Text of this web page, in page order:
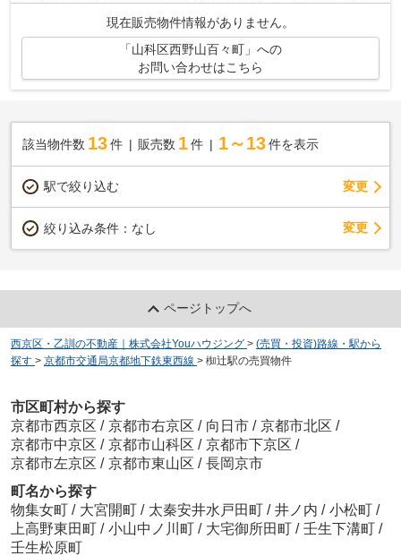
古物件はいかがでしょうか◎京都市山科区...
現在販売物件情報がありません。
「山科区西野山百々町」への
お問い合わせはこちら
該当物件数 13件 販売数 1 件 1～13 件を表示
駅で絞り込む 変更
絞り込み条件： なし 変更
ページトップへ
西京区・乙訓の不動産｜株式会社Youハウジング > (売買・投資)路線・駅から
探す > 京都市交通局京都地下鉄東西線 > 椥辻駅の売買物件
市区町村から探す
京都市西京区 / 京都市右京区 / 向日市 / 京都市北区 /
京都市中京区 / 京都市山科区 / 京都市下京区 /
京都市左京区 / 京都市東山区 / 長岡京市
町名から探す
物集女町 / 大宮開町 / 太秦安井水戸田町 / 井ノ内 / 小松町 /
上高野東田町 / 小山中ノ川町 / 大宅御所田町 / 壬生下溝町 /
壬生松原町